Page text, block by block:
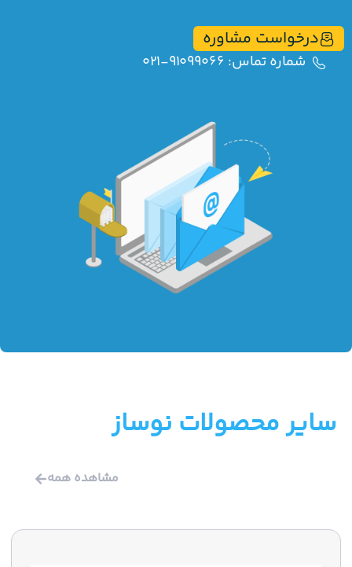
درخواست مشاوره
شماره تماس: 91099066-021
سایر محصولات نوساز
مشاهده همه